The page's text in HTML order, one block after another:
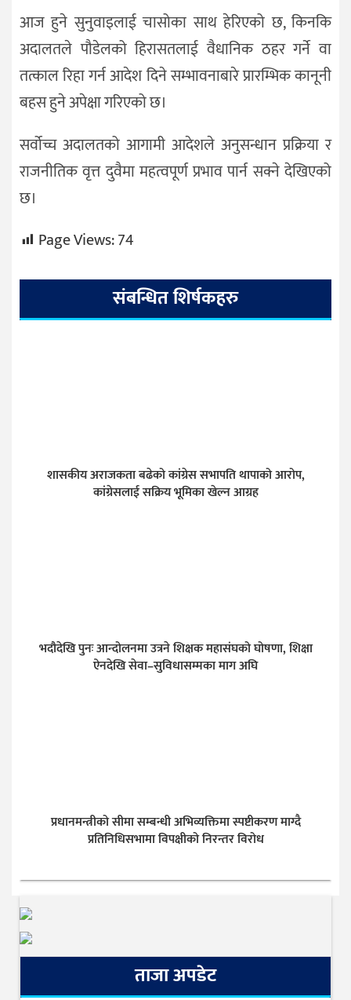
आज हुने सुनुवाइलाई चासोका साथ हेरिएको छ, किनकि
अदालतले पौडेलको हिरासतलाई वैधानिक ठहर गर्ने वा
तत्काल रिहा गर्न आदेश दिने सम्भावनाबारे प्रारम्भिक कानूनी
बहस हुने अपेक्षा गरिएको छ।
सर्वोच्च अदालतको आगामी आदेशले अनुसन्धान प्रक्रिया र
राजनीतिक वृत्त दुवैमा महत्वपूर्ण प्रभाव पार्न सक्ने देखिएको
छ।
Page Views:74
संबन्धित शिर्षकहरु
शासकीय अराजकता बढेको कांग्रेस सभापति थापाको आरोप,
कांग्रेसलाई सक्रिय भूमिका खेल्न आग्रह
भदौदेखि पुनः आन्दोलनमा उत्रने शिक्षक महासंघको घोषणा, शिक्षा
ऐनदेखि सेवा–सुविधासम्मका माग अघि
प्रधानमन्त्रीको सीमा सम्बन्धी अभिव्यक्तिमा स्पष्टीकरण माग्दै
प्रतिनिधिसभामा विपक्षीको निरन्तर विरोध
ताजा अपडेट